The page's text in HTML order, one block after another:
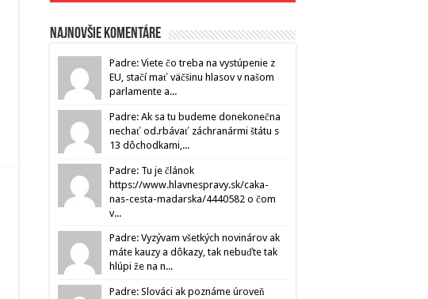
Najnovšie komentáre
Padre: Viete čo treba na vystúpenie z
EU, stačí mať väčšinu hlasov v našom
parlamente a...
Padre: Ak sa tu budeme donekonečna
nechať od.rbávať záchranármi štátu s
13 dôchodkami,...
Padre: Tu je článok
https://www.hlavnespravy.sk/caka-
nas-cesta-madarska/4440582 o čom
v...
Padre: Vyzývam všetkých novinárov ak
máte kauzy a dôkazy, tak nebuďte tak
hlúpi že na n...
Padre: Slováci ak poznáme úroveň